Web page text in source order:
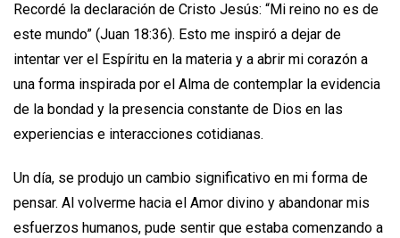
Recordé la declaración de Cristo Jesús: “Mi reino no es de
este mundo” (Juan 18:36). Esto me inspiró a dejar de
intentar ver el Espíritu en la materia y a abrir mi corazón a
una forma inspirada por el Alma de contemplar la evidencia
de la bondad y la presencia constante de Dios en las
experiencias e interacciones cotidianas.
Un día, se produjo un cambio significativo en mi forma de
pensar. Al volverme hacia el Amor divino y abandonar mis
esfuerzos humanos, pude sentir que estaba comenzando a